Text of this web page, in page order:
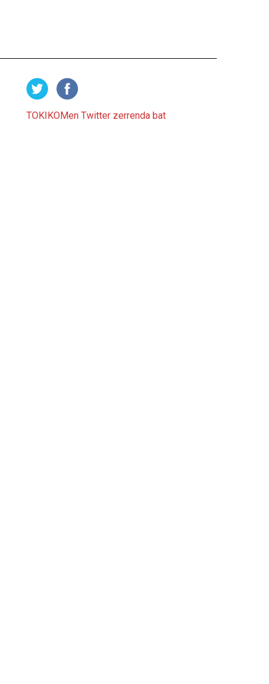
TOKIKOMen Twitter zerrenda bat